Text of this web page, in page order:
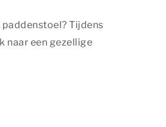
Tijdens
naar een gezellige